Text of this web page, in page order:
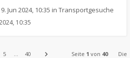
Jun 2024, 10:35 in Transportgesuche
10:35
5 … 40 Seite 1 von 40 Die